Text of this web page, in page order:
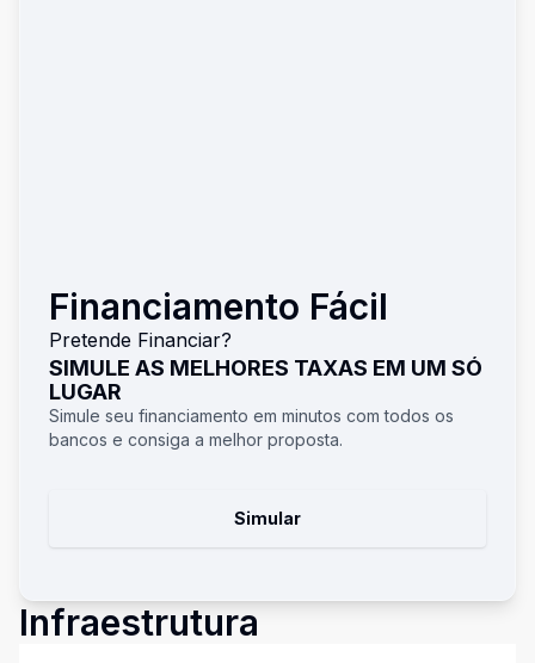
Financiamento Fácil
Pretende Financiar?
SIMULE AS MELHORES TAXAS EM UM SÓ
LUGAR
Simule seu financiamento em minutos com todos os
bancos e consiga a melhor proposta.
Simular
Infraestrutura